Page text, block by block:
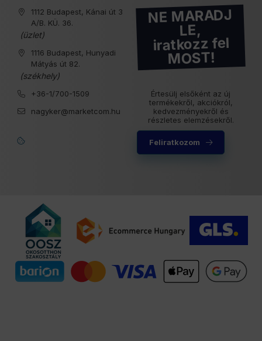
1112 Budapest, Kánai út 3
A/B. KÜ. 36.
(üzlet)
1116 Budapest, Hunyadi
Mátyás út 82.
(székhely)
+36-1/700-1509
nagyker@marketcom.hu
NE MARADJ
LE,
iratkozz fel
MOST!
Értesülj elsőként az új
termékekről, akciókról,
kedvezményekről és
részletes elemzésekről.
Feliratkozom